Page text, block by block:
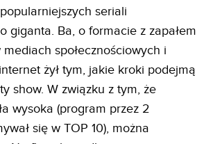
seriali
giganta. Ba, o formacie z zapałem
społecznościowych i
żył tym, jakie kroki podejmą
show. W związku z tym, że
wysoka (program przez 2
się w TOP 10), można